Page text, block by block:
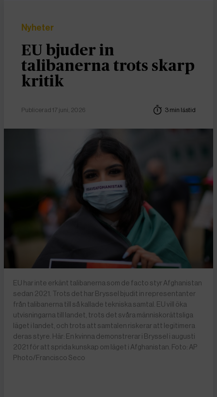
Nyheter
EU bjuder in
talibanerna trots skarp
kritik
Publicerad 17 juni, 2026 3 min lästid
EU har inte erkänt talibanerna som de facto styr Afghanistan
sedan 2021. Trots det har Bryssel bjudit in representanter
från talibanerna till så kallade tekniska samtal. EU vill öka
utvisningarna till landet, trots det svåra människorättsliga
läget i landet, och trots att samtalen riskerar att legitimera
deras styre. Här: En kvinna demonstrerar i Bryssel i augusti
2021 för att sprida kunskap om läget i Afghanistan. Foto: AP
Photo/Francisco Seco